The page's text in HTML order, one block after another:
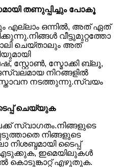
തണുപ്പിച്ചും പോകൂ
എല്ലാം ഒന്നിൽ, അത് ഏത്
വീട്ടുമുറ്റത്തോ
ചെയ്താലും അത്
സ്റ്റോൺ, സ്മോക്കി ബ്ലൂ,
നിറങ്ങളിൽ
നടത്തുന്നു.സ്വയം
ചെയ്യുക
സ്വാഗതം.നിങ്ങളുടെ
നിങ്ങളുടെ
നിശബ്ദമായി ടൈപ്പ്
ഇമെയിലുകൾ
കൊടുങ്കാറ്റ് എഴുതുക.